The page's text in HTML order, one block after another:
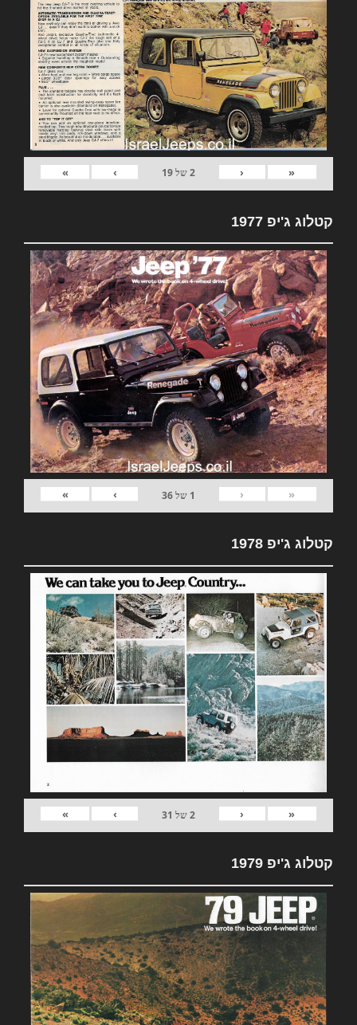
«
‹
2של19
›
»
קטלוג ג'יפ 1977
«
‹
1 של36
›
»
קטלוג ג'יפ 1978
«
‹
2של 31
›
»
קטלוג ג'יפ 1979